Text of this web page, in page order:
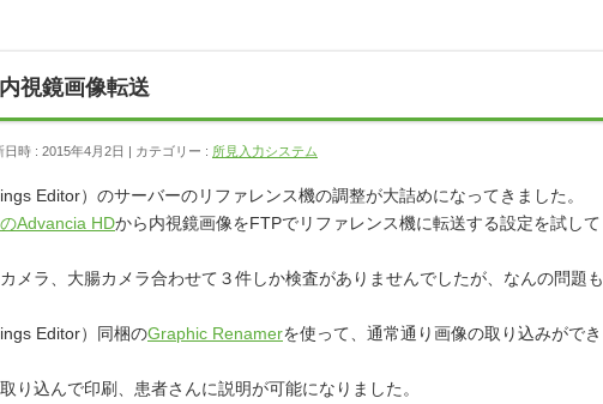
視鏡画像転送
日時 : 2015年4月2日 カテゴリー : 所見入力システム
Editor）のサーバーのリファレンス機の調整が大詰めになってきました。
Advancia HDから内視鏡画像をFTPでリファレンス機に転送する設定を試して
メラ、大腸カメラ合わせて３件しか検査がありませんでしたが、なんの問題も
Editor）同梱のGraphic Renamerを使って、通常通り画像の取り込みができ
り込んで印刷、患者さんに説明が可能になりました。